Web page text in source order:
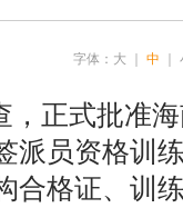
字体： 大 中
正式批准
派员资格训
合格证、训